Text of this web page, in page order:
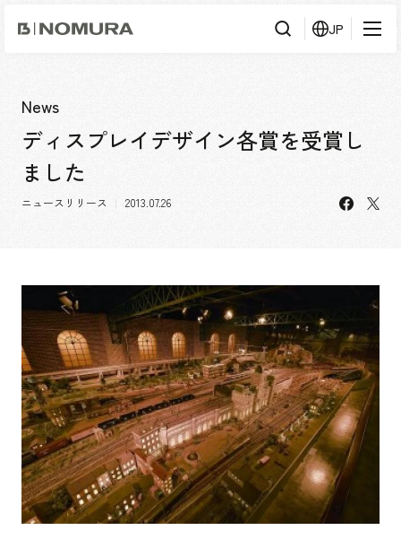
乃
村
工
JP
索
事業内容
事業内容TOP
市場領域
ソーシャルグッド
会社概要・アクセス
役員構成・組織図
拠点一覧
グループ会社
沿革
実績紹介TOP
すべて
アーバン & リテール
ホスピタリティ
コーポレート
エンターテインメント
コンベンション & イベント
パブリック
採用情報TOP
新卒採用
キャリア採用
働く環境
プロジェクト紹介
派遣社員について
IR情報
サステナビリティ
ニュース
よくあるご質問
News
ディスプレイデザイン各賞を受賞し
ました
ニュースリリース 2013.07.26 X